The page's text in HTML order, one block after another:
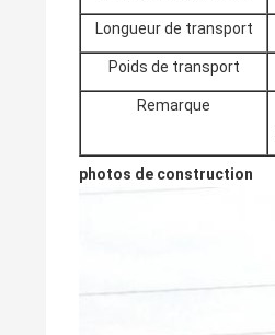
Longueur de transport
Poids de transport
Remarque
photos de construction